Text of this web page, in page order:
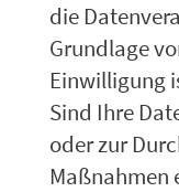
die
Grundlage
Einwilligung
Sind Ihre
oder zur
Maßnahmen